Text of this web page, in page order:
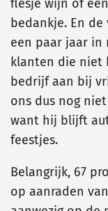
flesje wijn of
bedankje. En
een paar jaar in
klanten die niet
bedrijf aan bij
ons dus nog
want hij blijft
feestjes.
Belangrijk, 67
op aanraden